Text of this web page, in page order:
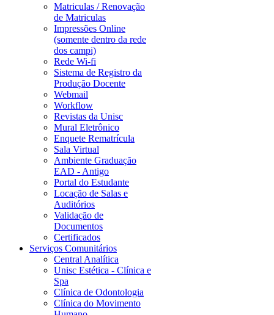
Matriculas / Renovação
de Matriculas
Impressões Online
(somente dentro da rede
dos campi)
Rede Wi-fi
Sistema de Registro da
Produção Docente
Webmail
Workflow
Revistas da Unisc
Mural Eletrônico
Enquete Rematrícula
Sala Virtual
Ambiente Graduação
EAD - Antigo
Portal do Estudante
Locação de Salas e
Auditórios
Validação de
Documentos
Certificados
Serviços Comunitários
Central Analítica
Unisc Estética - Clínica e
Spa
Clínica de Odontologia
Clínica do Movimento